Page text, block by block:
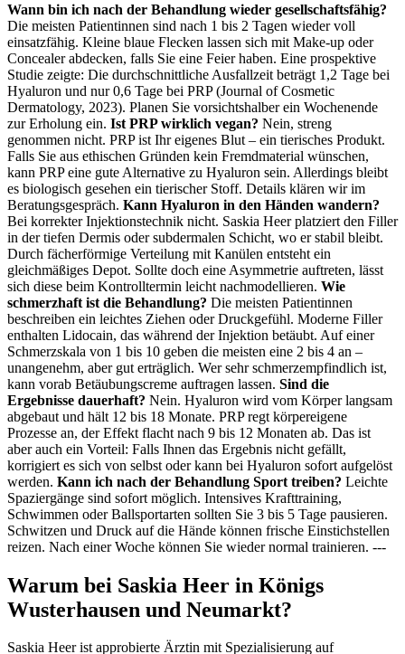
Wann bin ich nach der Behandlung wieder gesellschaftsfähig?
Die meisten Patientinnen sind nach 1 bis 2 Tagen wieder voll
einsatzfähig. Kleine blaue Flecken lassen sich mit Make-up oder
Concealer abdecken, falls Sie eine Feier haben. Eine prospektive
Studie zeigte: Die durchschnittliche Ausfallzeit beträgt 1,2 Tage bei
Hyaluron und nur 0,6 Tage bei PRP (Journal of Cosmetic
Dermatology, 2023). Planen Sie vorsichtshalber ein Wochenende
zur Erholung ein. Ist PRP wirklich vegan? Nein, streng
genommen nicht. PRP ist Ihr eigenes Blut – ein tierisches Produkt.
Falls Sie aus ethischen Gründen kein Fremdmaterial wünschen,
kann PRP eine gute Alternative zu Hyaluron sein. Allerdings bleibt
es biologisch gesehen ein tierischer Stoff. Details klären wir im
Beratungsgespräch. Kann Hyaluron in den Händen wandern?
Bei korrekter Injektionstechnik nicht. Saskia Heer platziert den Filler
in der tiefen Dermis oder subdermalen Schicht, wo er stabil bleibt.
Durch fächerförmige Verteilung mit Kanülen entsteht ein
gleichmäßiges Depot. Sollte doch eine Asymmetrie auftreten, lässt
sich diese beim Kontrolltermin leicht nachmodellieren. Wie
schmerzhaft ist die Behandlung? Die meisten Patientinnen
beschreiben ein leichtes Ziehen oder Druckgefühl. Moderne Filler
enthalten Lidocain, das während der Injektion betäubt. Auf einer
Schmerzskala von 1 bis 10 geben die meisten eine 2 bis 4 an –
unangenehm, aber gut erträglich. Wer sehr schmerzempfindlich ist,
kann vorab Betäubungscreme auftragen lassen. Sind die
Ergebnisse dauerhaft? Nein. Hyaluron wird vom Körper langsam
abgebaut und hält 12 bis 18 Monate. PRP regt körpereigene
Prozesse an, der Effekt flacht nach 9 bis 12 Monaten ab. Das ist
aber auch ein Vorteil: Falls Ihnen das Ergebnis nicht gefällt,
korrigiert es sich von selbst oder kann bei Hyaluron sofort aufgelöst
werden. Kann ich nach der Behandlung Sport treiben? Leichte
Spaziergänge sind sofort möglich. Intensives Krafttraining,
Schwimmen oder Ballsportarten sollten Sie 3 bis 5 Tage pausieren.
Schwitzen und Druck auf die Hände können frische Einstichstellen
reizen. Nach einer Woche können Sie wieder normal trainieren. ---
Warum bei Saskia Heer in Königs
Wusterhausen und Neumarkt?
Saskia Heer ist approbierte Ärztin mit Spezialisierung auf